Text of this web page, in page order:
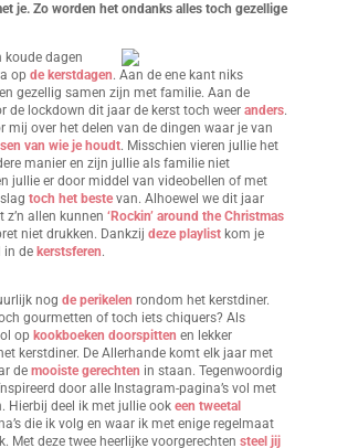
je. Zo worden het ondanks alles toch gezellige
koude dagen
op de kerstdagen. Aan de ene kant niks
gezellig samen zijn met familie. Aan de
de lockdown dit jaar de kerst toch weer anders.
mij over het delen van de dingen waar je van
van wie je houdt. Misschien vieren jullie het
manier en zijn jullie als familie niet
jullie er door middel van videobellen of met
toch het bestevan. Alhoewel we dit jaar
allen kunnen ‘Rockin’ around the Christmas
niet drukken. Dankzij deze playlist kom je
in de kerstsferen.
nog de perikelen rondom het kerstdiner.
gourmetten of toch iets chiquers? Als
op kookboeken doorspitten en lekker
kerstdiner. De Allerhande komt elk jaar met
de mooiste gerechten in staan. Tegenwoordig
door alle Instagram-pagina’s vol met
Hierbij deel ik met jullie ook een tweetal
die ik volg en waar ik met enige regelmaat
Met deze twee heerlijke voorgerechten steel jij